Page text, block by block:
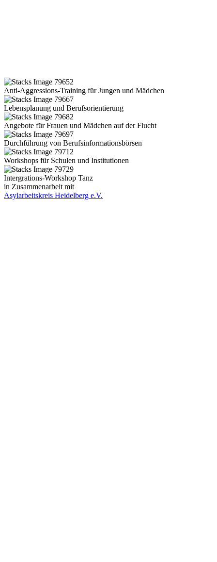
Anti-Aggressions-Training für Jungen und Mädchen
Lebensplanung und Berufsorientierung
Angebote für Frauen und Mädchen auf der Flucht
Durchführung von Berufsinformationsbörsen
Workshops für Schulen und Institutionen
Intergrations-Workshop Tanz
in Zusammenarbeit mit
Asylarbeitskreis Heidelberg e.V.